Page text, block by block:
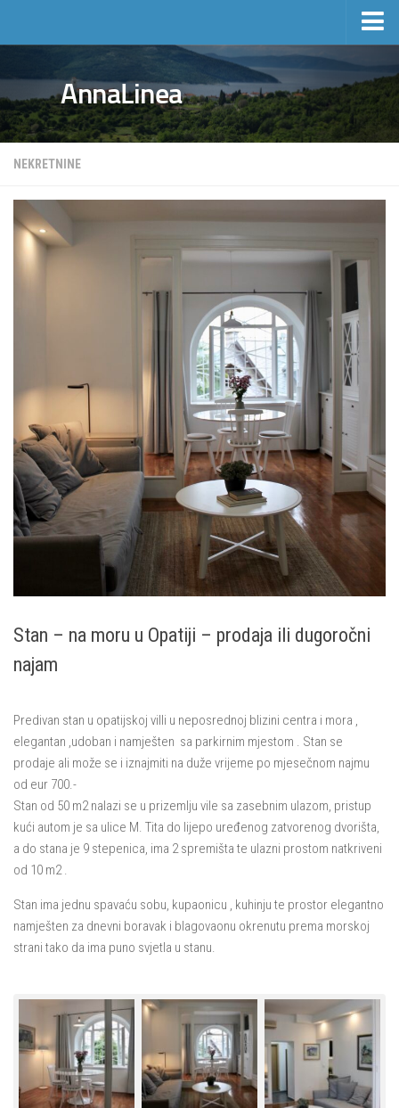
Turizam
Privatni smještaj
Hoteli
Nekretnine
Aktivnosti i događaji
Mošćenička Draga i okolica
Mošćenice
Brseč
Kraj
O nama
AnnaLinea
NEKRETNINE
Stan – na moru u Opatiji – prodaja ili dugoročni
najam
Predivan stan u opatijskoj villi u neposrednoj blizini centra i mora ,
elegantan ,udoban i namješten sa parkirnim mjestom . Stan se
prodaje ali može se i iznajmiti na duže vrijeme po mjesečnom najmu
od eur 700.-
Stan od 50 m2 nalazi se u prizemlju vile sa zasebnim ulazom, pristup
kući autom je sa ulice M. Tita do lijepo uređenog zatvorenog dvorišta,
a do stana je 9 stepenica, ima 2 spremišta te ulazni prostom natkriveni
od 10 m2 .
Stan ima jednu spavaću sobu, kupaonicu , kuhinju te prostor elegantno
namješten za dnevni boravak i blagovaonu okrenutu prema morskoj
strani tako da ima puno svjetla u stanu.